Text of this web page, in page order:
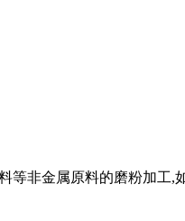
等非金属原料的磨粉加